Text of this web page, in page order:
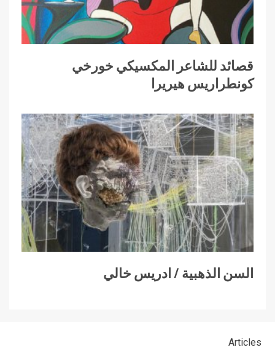
قصائد للشاعر المكسيكي خورخي
كونطراريس هيريرا
السن الذهبية / ادريس خالي
Articles